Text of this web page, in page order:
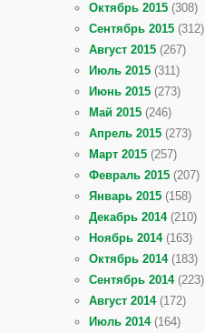
Октябрь 2015 (308)
Сентябрь 2015 (312)
Август 2015 (267)
Июль 2015 (311)
Июнь 2015 (273)
Май 2015 (246)
Апрель 2015 (273)
Март 2015 (257)
Февраль 2015 (207)
Январь 2015 (158)
Декабрь 2014(210)
Ноябрь 2014(163)
Октябрь 2014(183)
Сентябрь 2014(223)
Август 2014(172)
Июль 2014(164)